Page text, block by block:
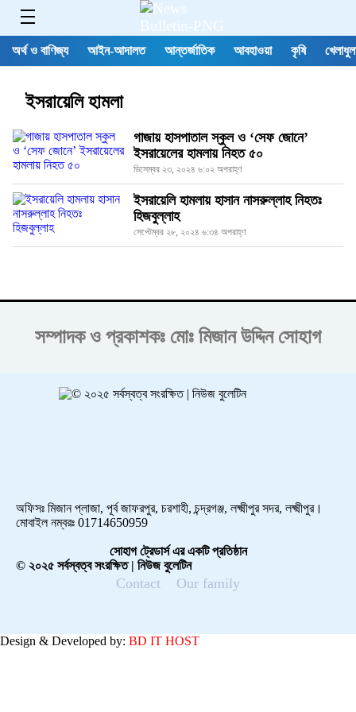
অর্থ ও বাণিজ্য আইন-আদালত আন্তর্জাতিক আবহাওয়া কৃষি
ইসরায়েলি হামলা
গাজায় হাসপাতাল স্কুল ও ‘সেফ জোনে’
ইসরায়েলের হামলায় নিহত ৫০
ডিসেম্বর ২৩, ২০২৪ ৬:০২ অপরাহ্ণ
ইসরায়েলি হামলায় হাসান নাসরুল্লাহ নিহতঃ
হিজবুল্লাহ
সেপ্টেম্বর ২৮, ২০২৪ ৬:৩৪ অপরাহ্ণ
সম্পাদক ও প্রকাশকঃ মোঃ মিজান উদ্দিন সোহাগ
অফিসঃ মিজান প্লাজা, পূর্ব জাফরপুর, চরশাহী, চন্দ্রগঞ্জ, লক্ষ্মীপুর সদর, লক্ষ্মীপুর।
মোবাইল নম্বরঃ 01714650959
সোহাগ ট্রেডার্স এর একটি প্রতিষ্ঠান
© ২০২৫ সর্বস্বত্ব সংরক্ষিত | নিউজ বুলেটিন
Contact Our family
Design & Developed by: BD IT HOST